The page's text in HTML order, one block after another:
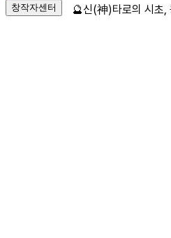
창작자센터 🔮신(神)타로의 시초,